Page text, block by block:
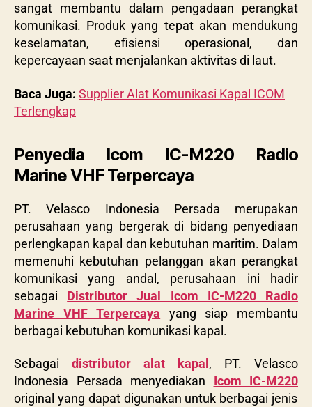
sangat membantu dalam pengadaan perangkat
komunikasi. Produk yang tepat akan mendukung
keselamatan, efisiensi operasional, dan
kepercayaan saat menjalankan aktivitas di laut.
Baca Juga: Supplier Alat Komunikasi Kapal ICOM
Terlengkap
Penyedia Icom IC-M220 Radio
Marine VHF Terpercaya
PT. Velasco Indonesia Persada merupakan
perusahaan yang bergerak di bidang penyediaan
perlengkapan kapal dan kebutuhan maritim. Dalam
memenuhi kebutuhan pelanggan akan perangkat
komunikasi yang andal, perusahaan ini hadir
sebagai Distributor Jual Icom IC-M220 Radio
Marine VHF Terpercaya yang siap membantu
berbagai kebutuhan komunikasi kapal.
Sebagai distributor alat kapal , PT. Velasco
Indonesia Persada menyediakan Icom IC-M220
original yang dapat digunakan untuk berbagai jenis